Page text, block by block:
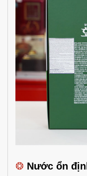
❂ Nước ổn